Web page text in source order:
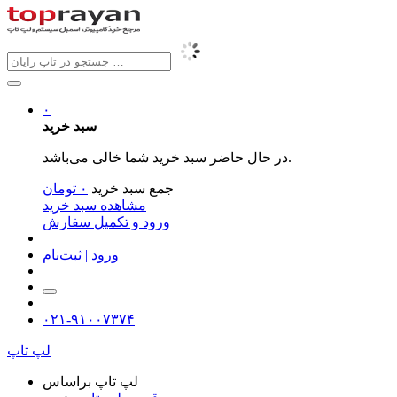
۰
سبد خرید
در حال حاضر سبد خرید شما خالی می‌باشد.
جمع سبد خرید ۰ تومان
مشاهده سبد خرید
ورود و تکمیل سفارش
ورود | ثبت‌نام
۰۲۱-۹۱۰۰۷۳۷۴
لپ تاپ
لپ تاپ براساس